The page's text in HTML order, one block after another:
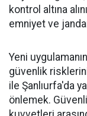
kontrol altına
emniyet ve
Yeni
güvenlik
ile Şanlıurfa'da
önlemek.